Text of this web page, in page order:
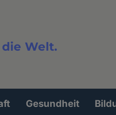
Welt.
Gesundheit